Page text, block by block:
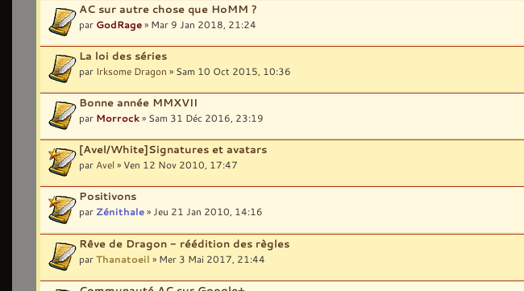
AC sur autre chose que HoMM ?
par GodRage» Mar 9 Jan 2018, 21:24
La loi des séries
par Irksome Dragon » Sam 10 Oct 2015, 10:36
Bonne année MMXVII
par Morrock» Sam 31 Déc 2016, 23:19
[Avel/White]Signatures et avatars
par Avel» Ven 12 Nov 2010, 17:47
Positivons
par Zénithale» Jeu 21 Jan 2010, 14:16
Rêve de Dragon - réédition des règles
parThanatoeil » Mer 3 Mai 2017, 21:44